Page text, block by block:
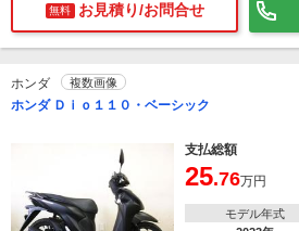
無料 お見積り/お問合せ
ホンダ 複数画像
ホンダ Ｄｉｏ１１０・ベーシック
支払総額
25.76万円
モデル年式